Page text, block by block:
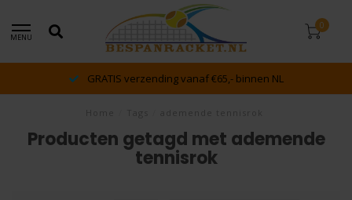
MENU
0
GRATIS verzending vanaf €65,- binnen NL
Producten getagd met ademende
tennisrok